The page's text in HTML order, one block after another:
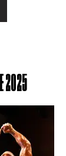
2025